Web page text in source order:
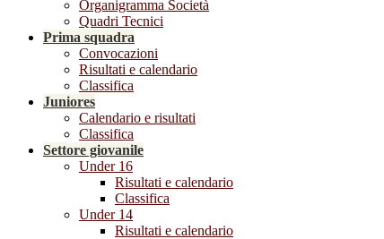
Organigramma Società
Quadri Tecnici
Prima squadra
Convocazioni
Risultati e calendario
Classifica
Juniores
Calendario e risultati
Classifica
Settore giovanile
Under 16
Risultati e calendario
Classifica
Under 14
Risultati e calendario